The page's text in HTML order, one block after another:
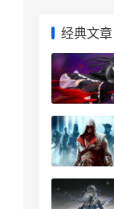
经典文章